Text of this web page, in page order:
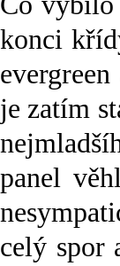
konci
je zatím
panel
celý spor